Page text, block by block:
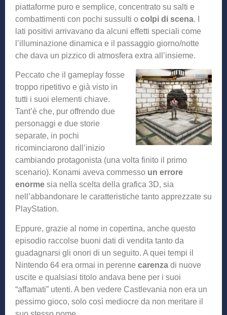
piattaforme puro e semplice, concentrato su salti e
combattimenti con pochi sussulti o colpi di scena. I
lati positivi arrivavano da alcuni effetti speciali come
l’illuminazione dinamica e il passaggio giorno/notte
che dava un pizzico di atmosfera extra all’insieme.
Peccato che il gameplay fosse
troppo ripetitivo e già visto in
tutti i suoi elementi chiave.
Tant’è che, pur offrendo due
personaggi e due storie
separate, in pochi
ricominciarono dall’inizio
cambiando protagonista (una volta finito il primo
scenario). Konami aveva commesso un errore
enorme sia nella scelta della grafica 3D, sia
nell’abbandonare le caratteristiche tanto apprezzate su
PlayStation.
Eppure, grazie al nome in copertina, anche questo
episodio raccolse buoni dati di vendita tanto da
guadagnarsi gli onori di un seguito. A quei tempi il
Nintendo 64 era ormai in perenne carenza di nuove
uscite e qualsiasi titolo andava bene per i suoi
“affamati” utenti. A ben vedere Castlevania non era un
pessimo gioco, solo così mediocre da non meritare il